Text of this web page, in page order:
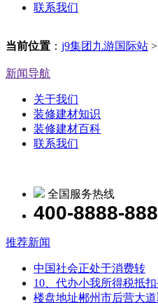
联系我们
当前位置 ： j9集团九游国际站 >
新闻导航
关于我们
装修建材知识
装修建材百科
联系我们
全国服务热线
400-8888-888
推荐新闻
中国社会正处于消费转
10、代办小我所得税抵
楼盘地址郴州市后营大